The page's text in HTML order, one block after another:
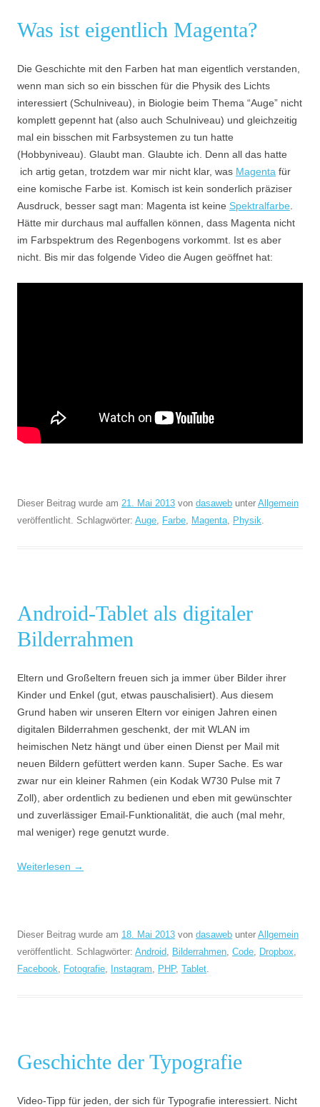
Was ist eigentlich Magenta?
Die Geschichte mit den Farben hat man eigentlich verstanden,
wenn man sich so ein bisschen für die Physik des Lichts
interessiert (Schulniveau), in Biologie beim Thema “Auge” nicht
komplett gepennt hat (also auch Schulniveau) und gleichzeitig
mal ein bisschen mit Farbsystemen zu tun hatte
(Hobbyniveau). Glaubt man. Glaubte ich. Denn all das hatte
ich artig getan, trotzdem war mir nicht klar, was Magenta für
eine komische Farbe ist. Komisch ist kein sonderlich präziser
Ausdruck, besser sagt man: Magenta ist keine Spektralfarbe
Hätte mir durchaus mal auffallen können, dass Magenta nicht
im Farbspektrum des Regenbogens vorkommt. Ist es aber
nicht. Bis mir das folgende Video die Augen geöffnet hat:
Dieser Beitrag wurde am 21. Mai 2013 von dasaweb unter Allgemein
veröffentlicht. Schlagwörter: Auge, Farbe, Magenta, Physik.
Android-Tablet als digitaler
Bilderrahmen
Eltern und Großeltern freuen sich ja immer über Bilder ihrer
Kinder und Enkel (gut, etwas pauschalisiert). Aus diesem
Grund haben wir unseren Eltern vor einigen Jahren einen
digitalen Bilderrahmen geschenkt, der mit WLAN im
heimischen Netz hängt und über einen Dienst per Mail mit
neuen Bildern gefüttert werden kann. Super Sache. Es war
zwar nur ein kleiner Rahmen (ein Kodak W730 Pulse mit 7
Zoll), aber ordentlich zu bedienen und eben mit gewünschter
und zuverlässiger Email-Funktionalität, die auch (mal mehr,
mal weniger) rege genutzt wurde.
Weiterlesen →
Dieser Beitrag wurde am 18. Mai 2013 von dasaweb unter Allgemein
veröffentlicht. Schlagwörter: Android, Bilderrahmen, Code, Dropbox,
Facebook, Fotografie, Instagram, PHP, Tablet.
Geschichte der Typografie
Video-Tipp für jeden, der sich für Typografie interessiert. Nicht